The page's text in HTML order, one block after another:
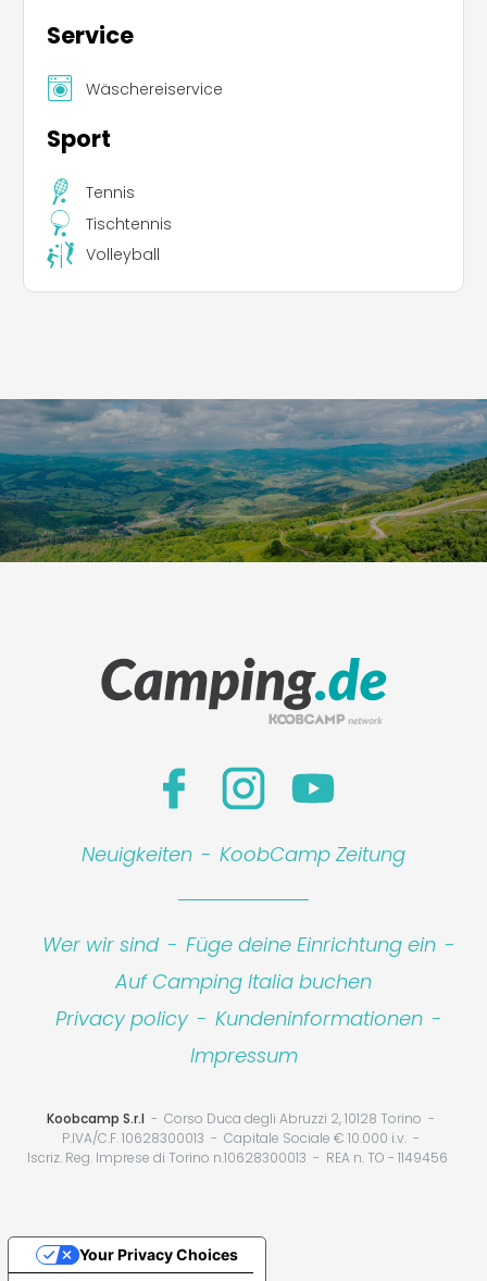
Leaflet |©
Service
Wäschereiservice
Sport
Tennis
Tischtennis
Volleyball
Neuigkeiten - KoobCamp Zeitung
Wer wir sind - Füge deine Einrichtung ein -
Auf Camping Italia buchen
Privacy policy - Kundeninformationen -
Impressum
Koobcamp S.r.l
Corso Duca degli Abruzzi 2, 10128 Torino
P.IVA/C.F. 10628300013
Capitale Sociale € 10.000 i.v.
Iscriz. Reg. Imprese di Torino n.10628300013
REA n. TO - 1149456
Your Privacy Choices